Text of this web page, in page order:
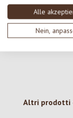
Alle
Nein,
Nessuna
con gli altri.
Salta la
Altri prodotti